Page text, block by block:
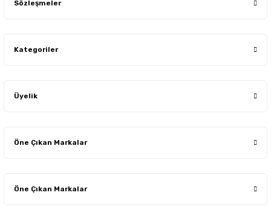
Sözleşmeler
Kategoriler
Üyelik
Öne Çıkan Markalar
Öne Çıkan Markalar